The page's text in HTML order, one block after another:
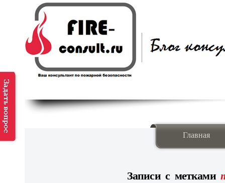
Главная
Записи с метками